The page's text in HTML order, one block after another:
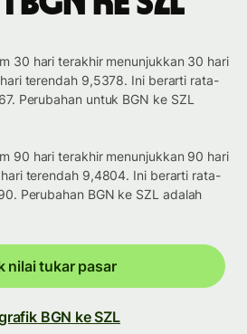
30 hari terakhir menunjukkan 30 hari
terendah 9,5378. Ini berarti rata-
Perubahan untuk BGN ke SZL
90 hari terakhir menunjukkan 90 hari
terendah 9,4804. Ini berarti rata-
Perubahan BGN ke SZL adalah
nilai tukar pasar
BGN ke SZL